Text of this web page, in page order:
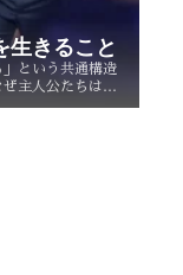
きること
という共通構造
主人公たちは他